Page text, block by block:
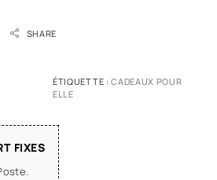
SHARE
ÉTIQUETTE :CADEAUX POUR
ELLE
FIXES